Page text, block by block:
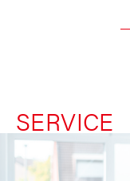
SERVICE